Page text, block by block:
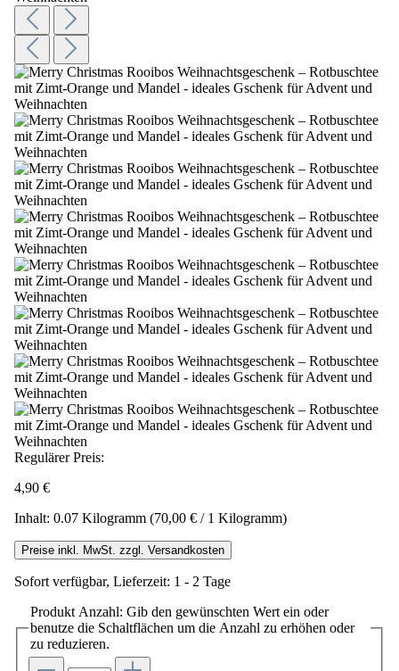
Regulärer Preis:
4,90 €
Inhalt: 0.07 Kilogramm (70,00 € / 1 Kilogramm)
Preise inkl. MwSt. zzgl. Versandkosten
Sofort verfügbar, Lieferzeit: 1 - 2 Tage
Produkt Anzahl: Gib den gewünschten Wert ein oder
benutze die Schaltflächen um die Anzahl zu erhöhen oder
zu reduzieren.